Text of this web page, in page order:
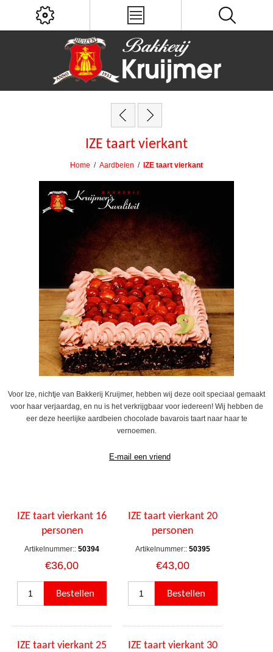
IZE taart vierkant
Home / Aardbeien / IZE taart vierkant
Voor Ize, nichtje van Bakkerij Kruijmer, hebben wij deze ooit speciaal gemaakt
voor haar verjaardag, en nu is het verkrijgbaar voor iedereen! Wij hebben de
eer deze heerlijke aardbeien chocolade bavarois taart naar haar te
vernoemen.
IZE taart vierkant 16
personen
Artikelnummer:: 50394
€36,00
IZE taart vierkant 20
personen
Artikelnummer:: 50395
€43,00
IZE taart vierkant 25
IZE taart vierkant 30